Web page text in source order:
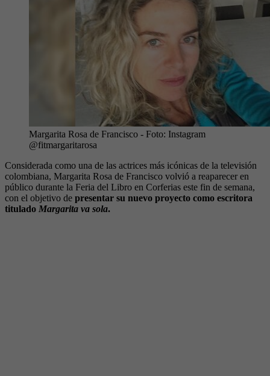
Margarita Rosa de Francisco - Foto: Instagram
@fitmargaritarosa
Considerada como una de las actrices más icónicas de la televisión
colombiana, Margarita Rosa de Francisco volvió a reaparecer en
público durante la Feria del Libro en Corferias este fin de semana,
con el objetivo de presentar su nuevo proyecto como escritora
titulado Margarita va sola.